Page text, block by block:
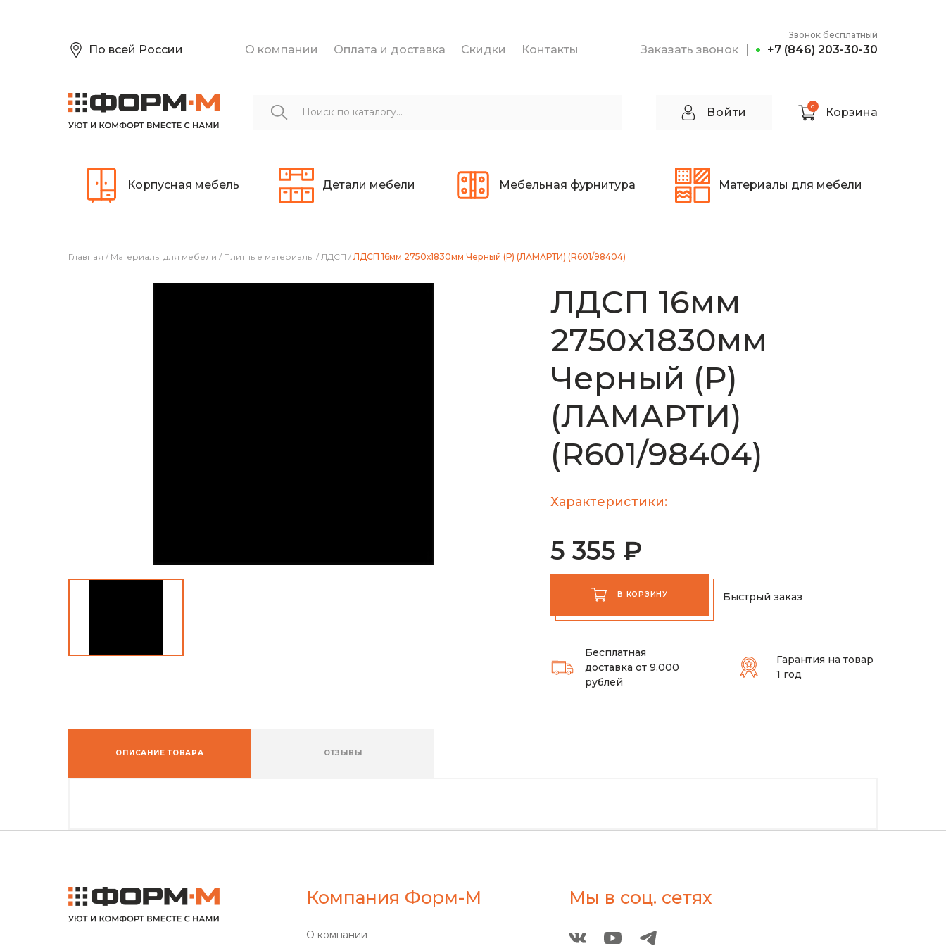
По всей России О компании Оплата и доставка Скидки Контакты Заказать звонок
Звонок бесплатный
+7 (846) 203-30-30
Войти 0 Корзина
Корпусная мебель Детали мебели Мебельная фурнитура Материалы для мебели
Главная / Материалы для мебели / Плитные материалы / ЛДСП / ЛДСП 16мм 2750х1830мм Черный (Р) (ЛАМАРТИ) (R601/98404)
ЛДСП 16мм
2750х1830мм
Черный (Р)
(ЛАМАРТИ)
(R601/98404)
Характеристики:
5 355 ₽
В КОРЗИНУ Быстрый заказ
Бесплатная
доставка от 9.000
рублей
Гарантия на товар
1 год
ОПИСАНИЕ ТОВАРА ОТЗЫВЫ
Компания Форм-М
О компании
Мы в соц. сетях